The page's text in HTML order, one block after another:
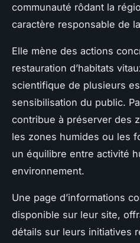
communauté rôdant la
caractère responsable de
Elle mène des actions
restauration d’habitats
scientifique de plusieurs
sensibilisation du public.
contribue à préserver des
les zones humides ou les
un équilibre entre activité
environnement.
Une page d’informations
disponible sur leur site,
détails sur leurs initiatives